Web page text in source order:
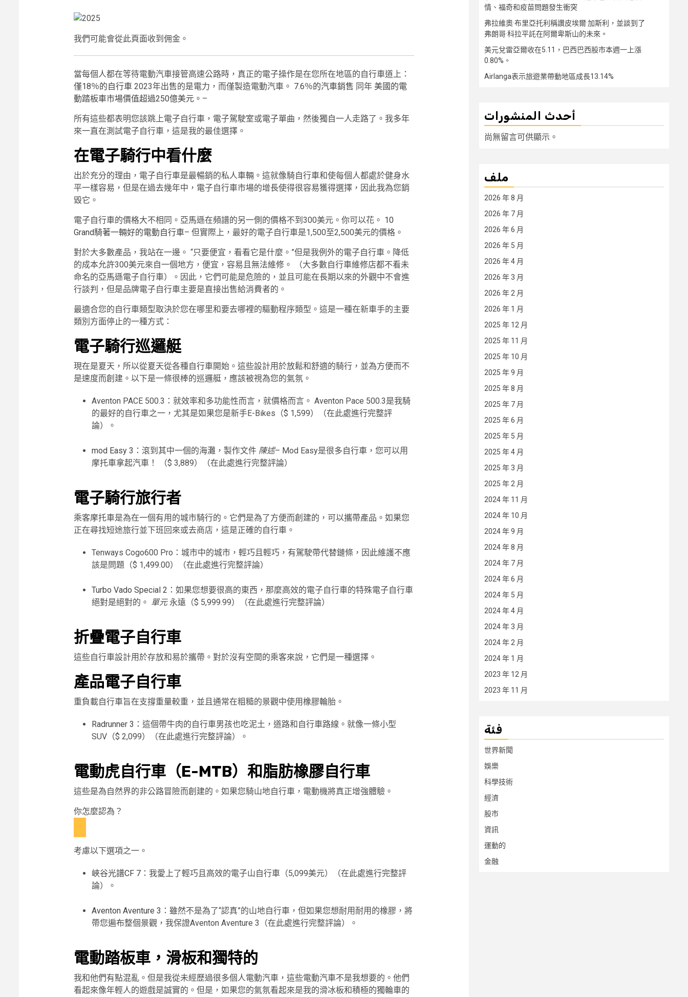
我們可能會從此頁面收到佣金。
當每個人都在等待電動汽車接管高速公路時，真正的電子操作是在您所在地區的自行車道上：
僅18％的自行車2023年出售的是電力，而僅製造電動汽車。 7.6％的汽車銷售 同年 美國的電
動踏板車市場價值超過250億美元。 –
所有這些都表明您該跳上電子自行車，電子駕駛室或電子單曲，然後獨自一人走路了。我多年
來一直在測試電子自行車，這是我的最佳選擇。
在電子騎行中看什麼
出於充分的理由，電子自行車是最暢銷的私人車輛。這就像騎自行車和使每個人都處於健身水
平一樣容易，但是在過去幾年中，電子自行車市場的增長使得很容易獲得選擇，因此我為您銷
毀它。
電子自行車的價格大不相同。亞馬遜在頻譜的另一側的價格不到300美元。你可以花。 10
Grand騎著一輛好的電動自行車– 但實際上，最好的電子自行車是1,500至2,500美元的價格。
對於大多數產品，我站在一邊。 “只要便宜，看看它是什麼。”但是我例外的電子自行車。降低
的成本允許300美元來自一個地方，便宜，容易且無法維修。 （大多數自行車維修店都不看未
命名的亞馬遜電子自行車）。因此，它們可能是危險的，並且可能在長期以來的外觀中不會進
行談判，但是品牌電子自行車主要是直接出售給消費者的。
最適合您的自行車類型取決於您在哪里和要去哪裡的驅動程序類型。這是一種在新車手的主要
類別方面停止的一種方式：
電子騎行巡邏艇
現在是夏天，所以從夏天從各種自行車開始。這些設計用於放鬆和舒適的騎行，並為方便而不
是速度而創建。以下是一條很棒的巡邏艇，應該被視為您的氣氛。
Aventon PACE 500.3：就效率和多功能性而言，就價格而言。 Aventon Pace 500.3是我騎
的最好的自行車之一，尤其是如果您是新手E-Bikes（$ 1,599）（在此處進行完整評
論）。
mod Easy 3 ：滾到其中一個的海灘，製作文件 陳述– Mod Easy是很多自行車，您可以用
摩托車拿起汽車！ （$ 3,889）（在此處進行完整評論）
電子騎行旅行者
乘客摩托車是為在一個有用的城市騎行的。它們是為了方便而創建的，可以攜帶產品。如果您
正在尋找短途旅行並下班回來或去商店，這是正確的自行車。
Tenways Cogo600 Pro：城市中的城市，輕巧且輕巧，有駕駛帶代替鏈條，因此維護不應
該是問題（$ 1,499.00）（在此處進行完整評論）
Turbo Vado Special 2 ：如果您想要很高的東西，那麼高效的電子自行車的特殊電子自行車
絕對是絕對的。 單元永遠（$ 5,999.99）（在此處進行完整評論）
折疊電子自行車
這些自行車設計用於存放和易於攜帶。對於沒有空間的乘客來說，它們是一種選擇。
產品電子自行車
重負載自行車旨在支撐重量較重，並且通常在粗糙的景觀中使用橡膠輪胎。
Radrunner 3 ：這個帶牛肉的自行車男孩也吃泥土，道路和自行車路線。就像一條小型
SUV（$ 2,099）（在此處進行完整評論）。
電動虎自行車（E-MTB）和脂肪橡膠自行車
這些是為自然界的非公路冒險而創建的。如果您騎山地自行車，電動機將真正增強體驗。
你怎麼認為？
考慮以下選項之一。
峽谷光譜CF 7：我愛上了輕巧且高效的電子山自行車（5,099美元）（在此處進行完整評
論）。
Aventon Aventure 3 ：雖然不是為了“認真”的山地自行車，但如果您想耐用耐用的橡膠，將
帶您遍布整個景觀，我保證Aventon Aventure 3（在此處進行完整評論）。
電動踏板車，滑板和獨特的
我和他們有點混亂。但是我從未經歷過很多個人電動汽車，這些電動汽車不是我想要的。他們
看起來像年輕人的遊戲是誠實的。但是，如果您的氣氛看起來是我的滑冰板和積極的獨輪車的
情、福奇和疫苗問題發生衝突
弗拉維奧·布里亞托利稱讚皮埃爾·加斯利，並談到了
弗朗哥·科拉平託在阿爾卑斯山的未來。
美元兌雷亞爾收在5.11，巴西巴西股市本週一上漲
0.80%。
Airlanga表示旅遊業帶動地區成長13.14%
أحدث المنشورات
尚無留言可供顯示。
ملف
2026 年 8 月
2026 年 7 月
2026 年 6 月
2026 年 5 月
2026 年 4 月
2026 年 3 月
2026 年 2 月
2026 年 1 月
2025 年 12 月
2025 年 11 月
2025 年 10 月
2025 年 9 月
2025 年 8 月
2025 年 7 月
2025 年 6 月
2025 年 5 月
2025 年 4 月
2025 年 3 月
2025 年 2 月
2024 年 11 月
2024 年 10 月
2024 年 9 月
2024 年 8 月
2024 年 7 月
2024 年 6 月
2024 年 5 月
2024 年 4 月
2024 年 3 月
2024 年 2 月
2024 年 1 月
2023 年 12 月
2023 年 11 月
فئة
世界新聞
娛樂
科學技術
經濟
股市
資訊
運動的
金融